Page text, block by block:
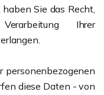
Sie das Recht,
Ihrer
personenbezogenen
diese Daten - von